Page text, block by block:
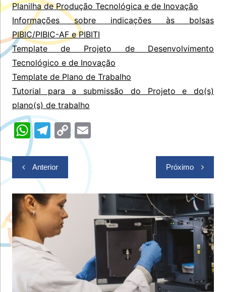
Planilha de Produção Tecnológica e de Inovação
Informações sobre indicações às bolsas
PIBIC/PIBIC-AF e PIBITI
Template de Projeto de Desenvolvimento
Tecnológico e de Inovação
Template de Plano de Trabalho
Tutorial para a submissão do Projeto e do(s)
plano(s) de trabalho
W
h
at
s
A
p
p
T
e
gr
a
m
C
Li
E
Navegação
de
Post
Anterior Próximo